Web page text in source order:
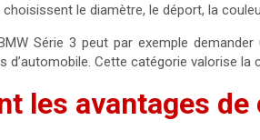
le diamètre, le déport, la
Série 3 peut par exemple
d’automobile. Cette catégorie valorise la
les avantages